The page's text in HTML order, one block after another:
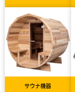
サウナ機器